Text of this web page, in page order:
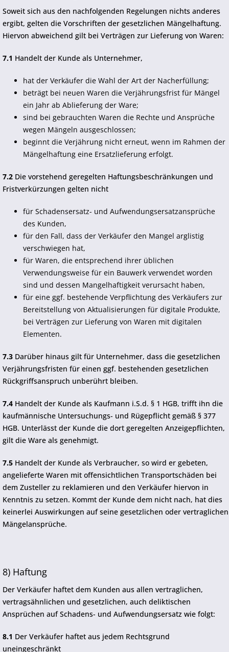
Soweit sich aus den nachfolgenden Regelungen nichts anderes
ergibt, gelten die Vorschriften der gesetzlichen Mängelhaftung.
Hiervon abweichend gilt bei Verträgen zur Lieferung von Waren:
7.1 Handelt der Kunde als Unternehmer,
hat der Verkäufer die Wahl der Art der Nacherfüllung;
beträgt bei neuen Waren die Verjährungsfrist für Mängel
ein Jahr ab Ablieferung der Ware;
sind bei gebrauchten Waren die Rechte und Ansprüche
wegen Mängeln ausgeschlossen;
beginnt die Verjährung nicht erneut, wenn im Rahmen der
Mängelhaftung eine Ersatzlieferung erfolgt.
7.2 Die vorstehend geregelten Haftungsbeschränkungen und
Fristverkürzungen gelten nicht
für Schadensersatz- und Aufwendungsersatzansprüche
des Kunden,
für den Fall, dass der Verkäufer den Mangel arglistig
verschwiegen hat,
für Waren, die entsprechend ihrer üblichen
Verwendungsweise für ein Bauwerk verwendet worden
sind und dessen Mangelhaftigkeit verursacht haben,
für eine ggf. bestehende Verpflichtung des Verkäufers zur
Bereitstellung von Aktualisierungen für digitale Produkte,
bei Verträgen zur Lieferung von Waren mit digitalen
Elementen.
7.3 Darüber hinaus gilt für Unternehmer, dass die gesetzlichen
Verjährungsfristen für einen ggf. bestehenden gesetzlichen
Rückgriffsanspruch unberührt bleiben.
7.4 Handelt der Kunde als Kaufmann i.S.d. § 1 HGB, trifft ihn die
kaufmännische Untersuchungs- und Rügepflicht gemäß § 377
HGB. Unterlässt der Kunde die dort geregelten Anzeigepflichten,
gilt die Ware als genehmigt.
7.5 Handelt der Kunde als Verbraucher, so wird er gebeten,
angelieferte Waren mit offensichtlichen Transportschäden bei
dem Zusteller zu reklamieren und den Verkäufer hiervon in
Kenntnis zu setzen. Kommt der Kunde dem nicht nach, hat dies
keinerlei Auswirkungen auf seine gesetzlichen oder vertraglichen
Mängelansprüche.
8) Haftung
Der Verkäufer haftet dem Kunden aus allen vertraglichen,
vertragsähnlichen und gesetzlichen, auch deliktischen
Ansprüchen auf Schadens- und Aufwendungsersatz wie folgt:
8.1 Der Verkäufer haftet aus jedem Rechtsgrund
uneingeschränkt